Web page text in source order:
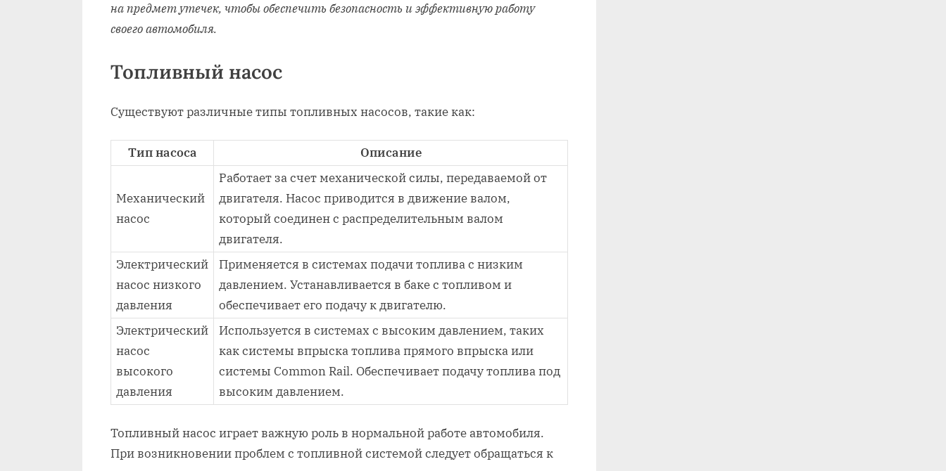
на предмет утечек, чтобы обеспечить безопасность и эффективную работу
своего автомобиля.
Топливный насос
Существуют различные типы топливных насосов, такие как:
Тип насоса Описание
Механический
насос
Работает за счет механической силы, передаваемой от
двигателя. Насос приводится в движение валом,
который соединен с распределительным валом
двигателя.
Электрический
насос низкого
давления
Применяется в системах подачи топлива с низким
давлением. Устанавливается в баке с топливом и
обеспечивает его подачу к двигателю.
Электрический
насос
высокого
давления
Используется в системах с высоким давлением, таких
как системы впрыска топлива прямого впрыска или
системы Common Rail. Обеспечивает подачу топлива под
высоким давлением.
Топливный насос играет важную роль в нормальной работе автомобиля.
При возникновении проблем с топливной системой следует обращаться к